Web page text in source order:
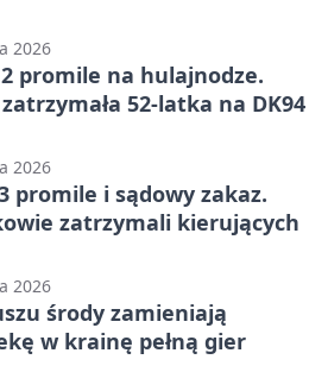
2026
promile na hulajnodze.
52-latka na DK94
2026
promile i sądowy zakaz.
zatrzymali kierujących
2026
środy zamieniają
w krainę pełną gier